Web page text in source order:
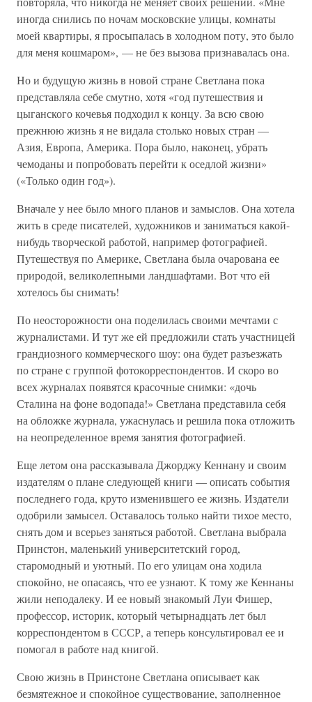
иногда снились по ночам московские улицы, комнаты
моей квартиры, я просыпалась в холодном поту, это было
для меня кошмаром», — не без вызова признавалась она.
Но и будущую жизнь в новой стране Светлана пока
представляла себе смутно, хотя «год путешествия и
цыганского кочевья подходил к концу. За всю свою
прежнюю жизнь я не видала столько новых стран —
Азия, Европа, Америка. Пора было, наконец, убрать
чемоданы и попробовать перейти к оседлой жизни»
(«Только один год»).
Вначале у нее было много планов и замыслов. Она хотела
жить в среде писателей, художников и заниматься какой-
нибудь творческой работой, например фотографией.
Путешествуя по Америке, Светлана была очарована ее
природой, великолепными ландшафтами. Вот что ей
хотелось бы снимать!
По неосторожности она поделилась своими мечтами с
журналистами. И тут же ей предложили стать участницей
грандиозного коммерческого шоу: она будет разъезжать
по стране с группой фотокорреспондентов. И скоро во
всех журналах появятся красочные снимки: «дочь
Сталина на фоне водопада!» Светлана представила себя
на обложке журнала, ужаснулась и решила пока отложить
на неопределенное время занятия фотографией.
Еще летом она рассказывала Джорджу Кеннану и своим
издателям о плане следующей книги — описать события
последнего года, круто изменившего ее жизнь. Издатели
одобрили замысел. Оставалось только найти тихое место,
снять дом и всерьез заняться работой. Светлана выбрала
Принстон, маленький университетский город,
старомодный и уютный. По его улицам она ходила
спокойно, не опасаясь, что ее узнают. К тому же Кеннаны
жили неподалеку. И ее новый знакомый Луи Фишер,
профессор, историк, который четырнадцать лет был
корреспондентом в СССР, а теперь консультировал ее и
помогал в работе над книгой.
Свою жизнь в Принстоне Светлана описывает как
безмятежное и спокойное существование, заполненное